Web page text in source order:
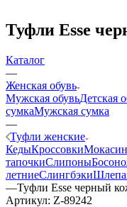
Туфли Esse
Каталог
—
Женская обувь
Мужская обувьДетская
сумкаМужская сумка
—
Туфли женские
КедыКроссовки
тапочкиСлипоны
летниеСлингбэки
—Туфли Esse черный
Артикул: Z-89242